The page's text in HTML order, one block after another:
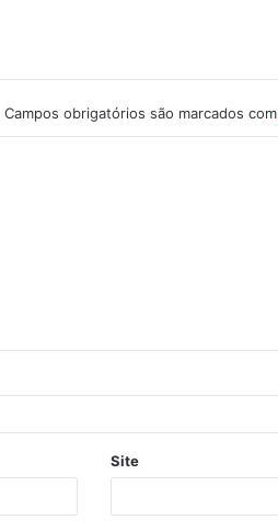
Campos obrigatórios são marcados com
Site